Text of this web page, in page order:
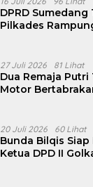
DPRD
Pilkades
27 Juli 2026 81 Lihat
Dua Remaja Putri
Motor
20 Juli 2026 60 Lihat
Bunda Bilqis Siap
Ketua DPD II